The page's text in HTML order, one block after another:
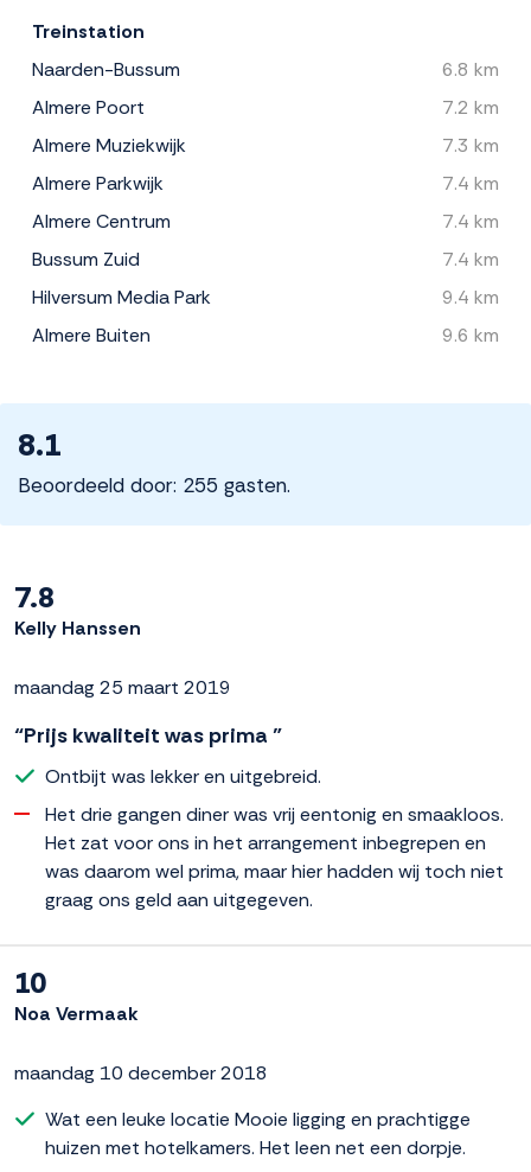
Treinstation
Naarden-Bussum
6.8 km
Almere Poort
7.2 km
Almere Muziekwijk
7.3 km
Almere Parkwijk
7.4 km
Almere Centrum
7.4 km
Bussum Zuid
7.4 km
Hilversum Media Park
9.4 km
Almere Buiten
9.6 km
8.1
Beoordeeld door: 255 gasten.
7.8
Kelly Hanssen
maandag 25 maart 2019
“Prijs kwaliteit was prima ”
Ontbijt was lekker en uitgebreid.
Het drie gangen diner was vrij eentonig en smaakloos.
Het zat voor ons in het arrangement inbegrepen en
was daarom wel prima, maar hier hadden wij toch niet
graag ons geld aan uitgegeven.
10
Noa Vermaak
maandag 10 december 2018
Wat een leuke locatie Mooie ligging en prachtigge
huizen met hotelkamers. Het leen net een dorpje.